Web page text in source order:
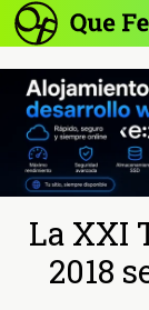
La XXI
2018